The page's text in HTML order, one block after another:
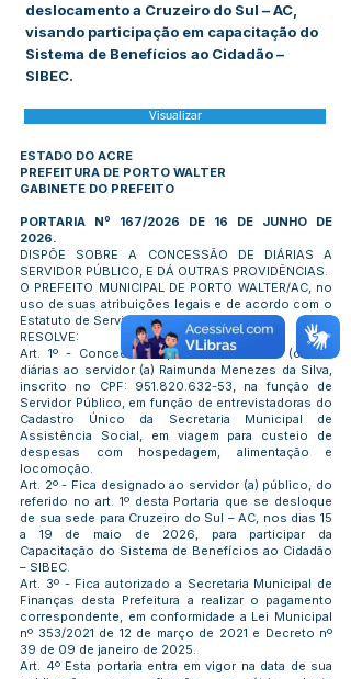
deslocamento a Cruzeiro do Sul – AC,
visando participação em capacitação do
Sistema de Benefícios ao Cidadão –
SIBEC.
Visualizar
ESTADO DO ACRE
PREFEITURA DE PORTO WALTER
GABINETE DO PREFEITO
PORTARIA Nº 167/2026 DE 16 DE JUNHO DE
2026.
DISPÕE SOBRE A CONCESSÃO DE DIÁRIAS A
SERVIDOR PÚBLICO, E DÁ OUTRAS PROVIDÊNCIAS.
O PREFEITO MUNICIPAL DE PORTO WALTER/AC, no
uso de suas atribuições legais e de acordo com o
Estatuto de Servidor do Município:
RESOLVE:
Art. 1º - Conceder o quantitativo de 05 (cinco)
diárias ao servidor (a) Raimunda Menezes da Silva,
inscrito no CPF: 951.820.632-53, na função de
Servidor Público, em função de entrevistadoras do
Cadastro Único da Secretaria Municipal de
Assistência Social, em viagem para custeio de
despesas com hospedagem, alimentação e
locomoção.
Art. 2º - Fica designado ao servidor (a) público, do
referido no art. 1º desta Portaria que se desloque
de sua sede para Cruzeiro do Sul – AC, nos dias 15
a 19 de maio de 2026, para participar da
Capacitação do Sistema de Benefícios ao Cidadão
– SIBEC.
Art. 3º - Fica autorizado a Secretaria Municipal de
Finanças desta Prefeitura a realizar o pagamento
correspondente, em conformidade a Lei Municipal
nº 353/2021 de 12 de março de 2021 e Decreto nº
39 de 09 de janeiro de 2025.
Art. 4º Esta portaria entra em vigor na data de sua